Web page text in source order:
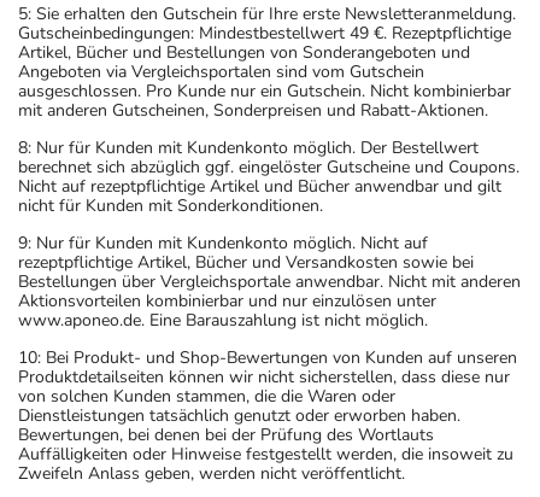
5: Sie erhalten den Gutschein für Ihre erste Newsletteranmeldung.
Gutscheinbedingungen: Mindestbestellwert 49 €. Rezeptpflichtige
Artikel, Bücher und Bestellungen von Sonderangeboten und
Angeboten via Vergleichsportalen sind vom Gutschein
ausgeschlossen. Pro Kunde nur ein Gutschein. Nicht kombinierbar
mit anderen Gutscheinen, Sonderpreisen und Rabatt-Aktionen.
8: Nur für Kunden mit Kundenkonto möglich. Der Bestellwert
berechnet sich abzüglich ggf. eingelöster Gutscheine und Coupons.
Nicht auf rezeptpflichtige Artikel und Bücher anwendbar und gilt
nicht für Kunden mit Sonderkonditionen.
9: Nur für Kunden mit Kundenkonto möglich. Nicht auf
rezeptpflichtige Artikel, Bücher und Versandkosten sowie bei
Bestellungen über Vergleichsportale anwendbar. Nicht mit anderen
Aktionsvorteilen kombinierbar und nur einzulösen unter
www.aponeo.de. Eine Barauszahlung ist nicht möglich.
10: Bei Produkt- und Shop-Bewertungen von Kunden auf unseren
Produktdetailseiten können wir nicht sicherstellen, dass diese nur
von solchen Kunden stammen, die die Waren oder
Dienstleistungen tatsächlich genutzt oder erworben haben.
Bewertungen, bei denen bei der Prüfung des Wortlauts
Auffälligkeiten oder Hinweise festgestellt werden, die insoweit zu
Zweifeln Anlass geben, werden nicht veröffentlicht.